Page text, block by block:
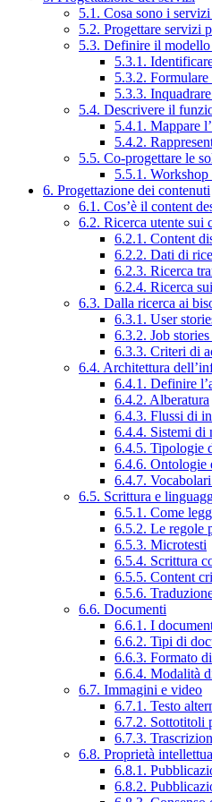
5.1. Cosa sono i
5.2. Progettare servizi
5.3. Definire il
5.3.1.
5.3.2.
5.3.3.
5.4. Descrivere il
5.4.1. Mappare
5.4.2.
5.5. Co-progettare le
5.5.1.
6. Progettazione dei contenuti
6.1. Cos’è il content
6.2. Ricerca utente sui
6.2.1. Content
6.2.2. Dati di
6.2.3. Ricerca
6.2.4. Ricerca
6.3. Dalla ricerca ai
6.3.1. User
6.3.2. Job
6.3.3. Criteri di
6.4. Architettura
6.4.1. Definire
6.4.2. Alberatura
6.4.3. Flussi di
6.4.4. Sistemi di
6.4.5. Tipologie
6.4.6. Ontologie
6.4.7.
6.5. Scrittura e
6.5.1. Come
6.5.2. Le regole
6.5.3. Microtesti
6.5.4. Scrittura
6.5.5. Content
6.5.6.
6.6. Documenti
6.6.1. I
6.6.2. Tipi di
6.6.3. Formato
6.6.4. Modalità
6.7. Immagini e video
6.7.1. Testo
6.7.2. Sottotitoli
6.7.3.
6.8. Proprietà
6.8.1.
6.8.2.